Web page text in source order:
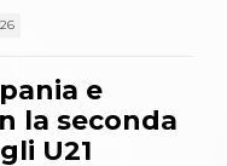
e
la seconda
U21